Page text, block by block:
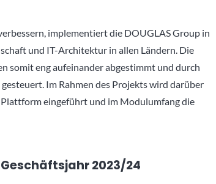
implementiert die DOUGLAS Group in
und IT-Architektur in allen Ländern. Die
somit eng aufeinander abgestimmt und durch
Im Rahmen des Projekts wird darüber
eingeführt und im Modulumfang die
2023/24